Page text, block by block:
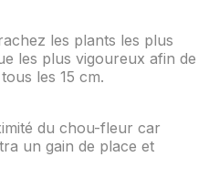
les plants les plus
les plus vigoureux afin de
les 15 cm.
du chou-fleur car
un gain de place et